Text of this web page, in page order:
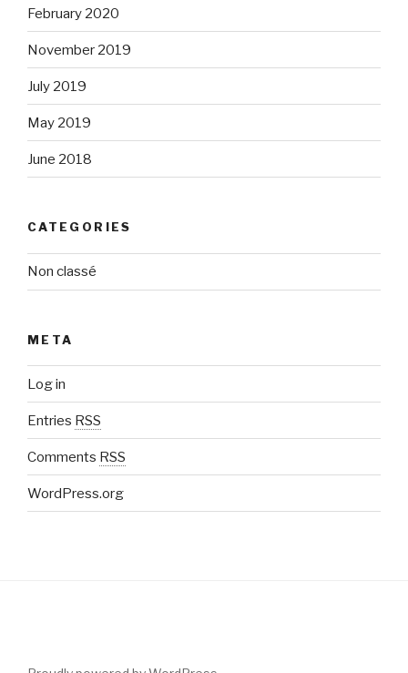
February 2020
November 2019
July 2019
May 2019
June 2018
CATEGORIES
Non classé
META
Log in
Entries RSS
Comments RSS
WordPress.org